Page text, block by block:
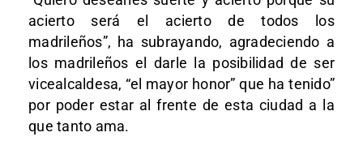
acierto será el acierto de todos los
madrileños”, ha subrayando, agradeciendo a
los madrileños el darle la posibilidad de ser
vicealcaldesa, “el mayor honor” que ha tenido”
por poder estar al frente de esta ciudad a la
que tanto ama.